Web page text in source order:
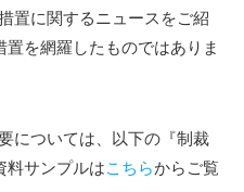
置に関するニュースをご紹
を網羅したものではありま
については、以下の『制裁
料サンプルはこちらからご覧